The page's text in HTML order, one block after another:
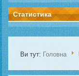
Статистика
Ви тут: Головна